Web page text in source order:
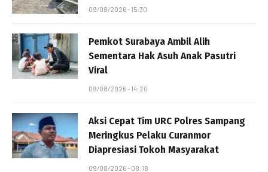
09/08/2026 - 15:30
Pemkot Surabaya Ambil Alih
Sementara Hak Asuh Anak Pasutri
Viral
09/08/2026 - 14:20
Aksi Cepat Tim URC Polres Sampang
Meringkus Pelaku Curanmor
Diapresiasi Tokoh Masyarakat
09/08/2026 - 08:18